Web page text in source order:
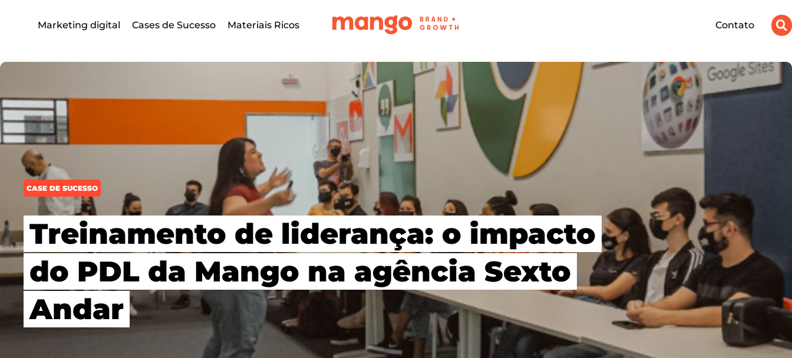
Marketing digital Cases de Sucesso Materiais Ricos Contato
CASE DE SUCESSO
Treinamento de liderança: o impacto
do PDL da Mango na agência Sexto
Andar